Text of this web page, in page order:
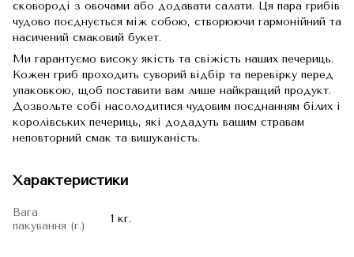
сковороді з овочами або додавати салати. Ця пара грибів
чудово поєднується між собою, створюючи гармонійний та
насичений смаковий букет.
Ми гарантуємо високу якість та свіжість наших печериць.
Кожен гриб проходить суворий відбір та перевірку перед
упаковкою, щоб поставити вам лише найкращий продукт.
Дозвольте собі насолодитися чудовим поєднанням білих і
королівських печериць, які додадуть вашим стравам
неповторний смак та вишуканість.
Характеристики
Вага
пакування (г.)
1 кг.